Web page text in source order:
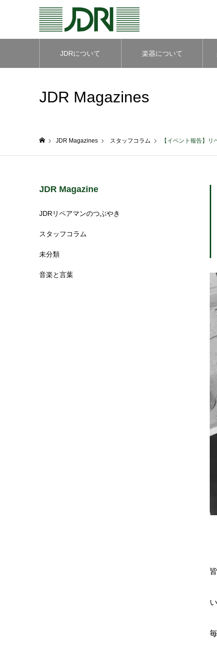
JDRについて 楽器について
JDR Magazines
JDR Magazines スタッフコラム 【イベント報告】
JDR Magazine
JDRリペアマンのつぶやき
スタッフコラム
未分類
音楽と言葉